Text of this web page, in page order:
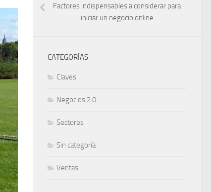
Factores indispensables a considerar para
iniciar un negocio online
CATEGORÍAS
Claves
Negocios 2.0
Sectores
Sin categoría
Ventas